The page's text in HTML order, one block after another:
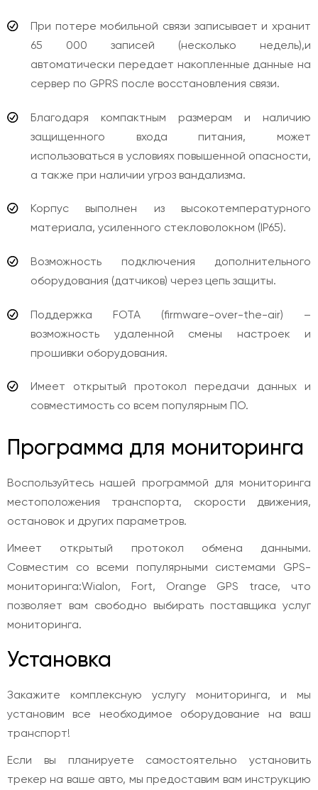
При потере мобильной связи записывает и хранит
65 000 записей (несколько недель),и
автоматически передает накопленные данные на
сервер по GPRS после восстановления связи.
Благодаря компактным размерам и наличию
защищенного входа питания, может
использоваться в условиях повышенной опасности,
а также при наличии угроз вандализма.
Корпус выполнен из высокотемпературного
материала, усиленного стекловолокном (IP65).
Возможность подключения дополнительного
оборудования (датчиков) через цепь защиты.
Поддержка FOTA (firmware-over-the-air) –
возможность удаленной смены настроек и
прошивки оборудования.
Имеет открытый протокол передачи данных и
совместимость со всем популярным ПО.
Программа для мониторинга
Воспользуйтесь нашей программой для мониторинга
местоположения транспорта, скорости движения,
остановок и других параметров.
Имеет открытый протокол обмена данными.
Совместим со всеми популярными системами GPS-
мониторинга:Wialon, Fort, Orange GPS trace, что
позволяет вам свободно выбирать поставщика услуг
мониторинга.
Установка
Закажите комплексную услугу мониторинга, и мы
установим все необходимое оборудование на ваш
транспорт!
Если вы планируете самостоятельно установить
трекер на ваше авто, мы предоставим вам инструкцию